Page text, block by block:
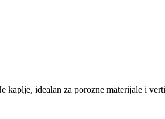
idealan za porozne materijale i